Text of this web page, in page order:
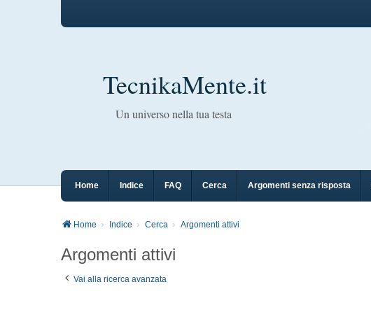
TecnikaMente.it
Un universo nella tua testa
Home Indice FAQ Cerca Argomenti senza risposta
Home Indice Cerca Argomenti attivi
Argomenti attivi
Vai alla ricerca avanzata